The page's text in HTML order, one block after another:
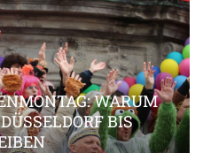
WARUM
BIS